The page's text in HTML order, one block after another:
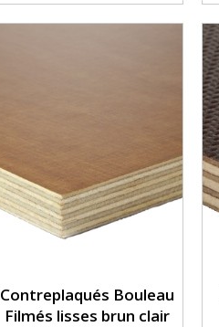
Contreplaqués Bouleau
Filmés lisses brun clair